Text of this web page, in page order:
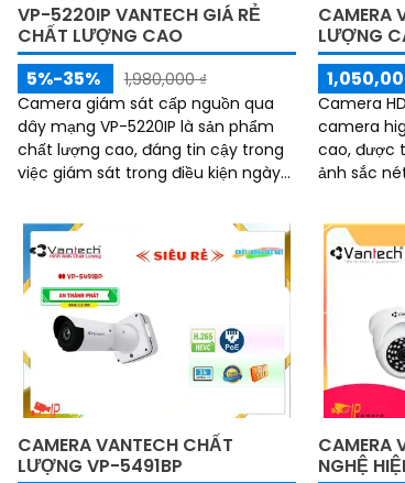
VP-5220IP VANTECH GIÁ RẺ
CHẤT LƯỢNG CAO
5%-35%
1,980,000 ₫
Camera giám sát cấp nguồn qua
dây mạng VP-5220IP là sản phẩm
chất lượng cao, đáng tin cậy trong
việc giám sát trong điều kiện ngày
CAMERA
LƯỢNG
Camera
camera
cao, được
ảnh sắc
cho phép
hình ảnh
cao
CAMERA VANTECH CHẤT
LƯỢNG VP-5491BP
CAMERA
NGHỆ